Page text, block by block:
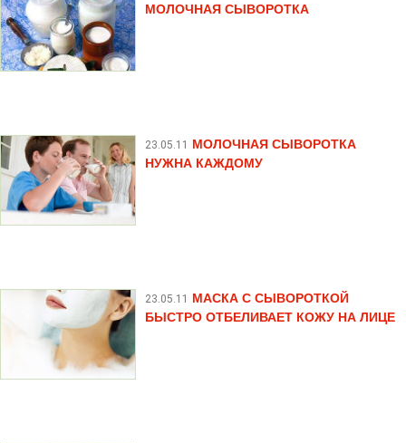
МОЛОЧНАЯ СЫВОРОТКА
23.05.11 МОЛОЧНАЯ СЫВОРОТКА
НУЖНА КАЖДОМУ
23.05.11 МАСКА С СЫВОРОТКОЙ
БЫСТРО ОТБЕЛИВАЕТ КОЖУ НА ЛИЦЕ